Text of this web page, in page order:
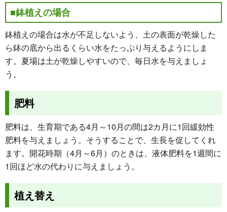
■鉢植えの場合
鉢植えの場合は水が不足しないよう、土の表面が乾燥した
ら鉢の底から出るくらい水をたっぷり与えるようにしま
す。夏場は土が乾燥しやすいので、毎日水を与えましょ
う。
肥料
肥料は、生育期である4月～10月の間は2カ月に1回緩効性
肥料を与えましょう。そうすることで、生長を促してくれ
ます。開花時期（4月～6月）のときは、液体肥料を1週間に
1回ほど水の代わりに与えましょう。
植え替え